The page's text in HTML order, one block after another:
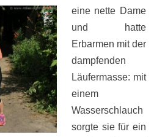
eine nette Dame
und hatte
Erbarmen mit der
dampfenden
Läufermasse: mit
einem
Wasserschlauch
sorgte sie für ein